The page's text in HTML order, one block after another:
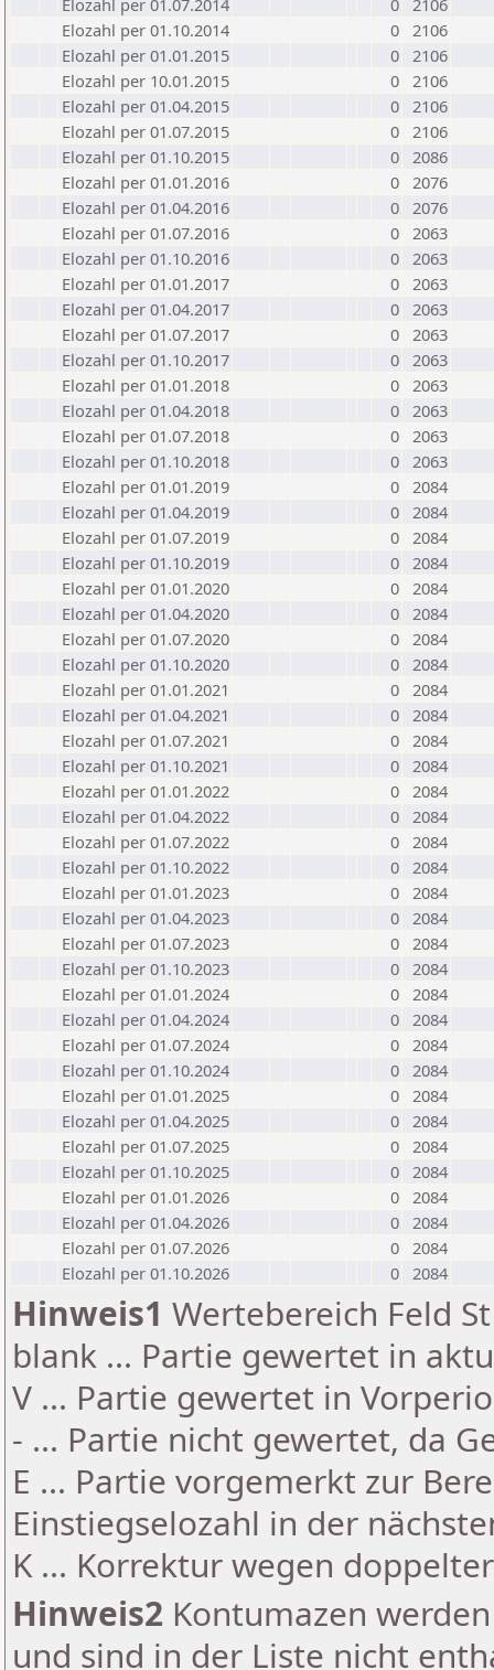
Elozahl per 01.07.2014
0 2106
Elozahl per 01.10.2014
0 2106
Elozahl per 01.01.2015
0 2106
Elozahl per 10.01.2015
0 2106
Elozahl per 01.04.2015
0 2106
Elozahl per 01.07.2015
0 2106
Elozahl per 01.10.2015
0 2086
Elozahl per 01.01.2016
0 2076
Elozahl per 01.04.2016
0 2076
Elozahl per 01.07.2016
0 2063
Elozahl per 01.10.2016
0 2063
Elozahl per 01.01.2017
0 2063
Elozahl per 01.04.2017
0 2063
Elozahl per 01.07.2017
0 2063
Elozahl per 01.10.2017
0 2063
Elozahl per 01.01.2018
0 2063
Elozahl per 01.04.2018
0 2063
Elozahl per 01.07.2018
0 2063
Elozahl per 01.10.2018
0 2063
Elozahl per 01.01.2019
0 2084
Elozahl per 01.04.2019
0 2084
Elozahl per 01.07.2019
0 2084
Elozahl per 01.10.2019
0 2084
Elozahl per 01.01.2020
0 2084
Elozahl per 01.04.2020
0 2084
Elozahl per 01.07.2020
0 2084
Elozahl per 01.10.2020
0 2084
Elozahl per 01.01.2021
0 2084
Elozahl per 01.04.2021
0 2084
Elozahl per 01.07.2021
0 2084
Elozahl per 01.10.2021
0 2084
Elozahl per 01.01.2022
0 2084
Elozahl per 01.04.2022
0 2084
Elozahl per 01.07.2022
0 2084
Elozahl per 01.10.2022
0 2084
Elozahl per 01.01.2023
0 2084
Elozahl per 01.04.2023
0 2084
Elozahl per 01.07.2023
0 2084
Elozahl per 01.10.2023
0 2084
Elozahl per 01.01.2024
0 2084
Elozahl per 01.04.2024
0 2084
Elozahl per 01.07.2024
0 2084
Elozahl per 01.10.2024
0 2084
Elozahl per 01.01.2025
0 2084
Elozahl per 01.04.2025
0 2084
Elozahl per 01.07.2025
0 2084
Elozahl per 01.10.2025
0 2084
Elozahl per 01.01.2026
0 2084
Elozahl per 01.04.2026
0 2084
Elozahl per 01.07.2026
0 2084
Elozahl per 01.10.2026
0 2084
Hinweis1 Wertebereich Feld
blank ... Partie gewertet in
V ... Partie gewertet in
- ... Partie nicht gewertet, da
E ... Partie vorgemerkt zur
Einstiegselozahl in der
K ... Korrektur wegen
Hinweis2 Kontumazen
und sind in der Liste nicht